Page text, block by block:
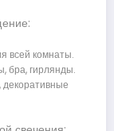
всей комнаты.
бра, гирлянды.
декоративные